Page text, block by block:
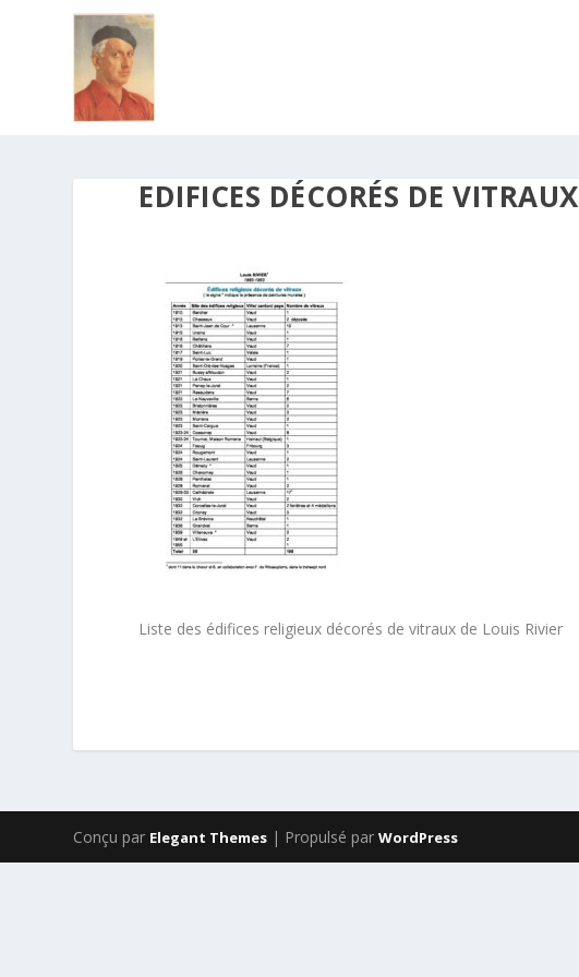
EDIFICES DÉCORÉS DE VITRAUX
Liste des édifices religieux décorés de vitraux de Louis Rivier
Conçu par Elegant Themes | Propulsé parWordPress